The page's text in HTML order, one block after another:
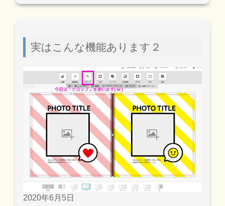
実はこんな機能あります２
2020年6月5日